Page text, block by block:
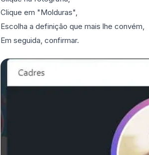
Clique em "Molduras",
Escolha a definição que mais lhe convém,
Em seguida, confirmar.